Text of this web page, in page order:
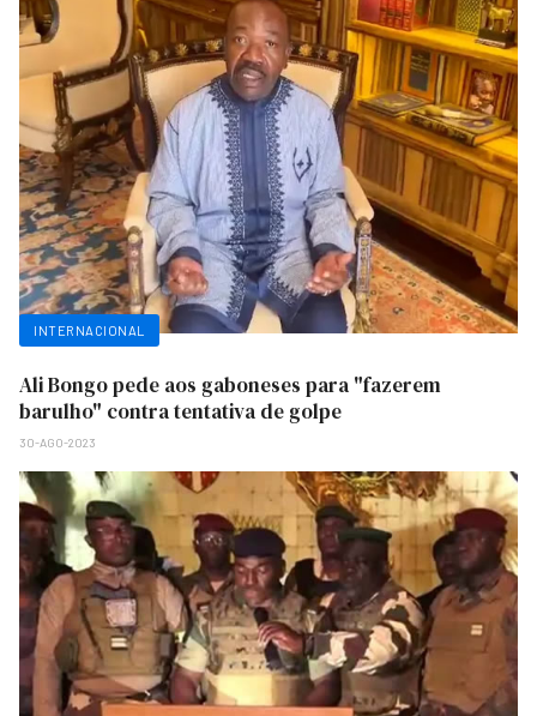
INTERNACIONAL
Ali Bongo pede aos gaboneses para "fazerem
barulho" contra tentativa de golpe
30-AGO-2023